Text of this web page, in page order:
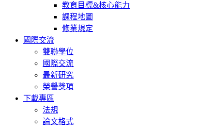
教育目標&核心能力
課程地圖
修業規定
國際交流
雙聯學位
國際交流
最新研究
榮譽獎項
下載專區
法規
論文格式